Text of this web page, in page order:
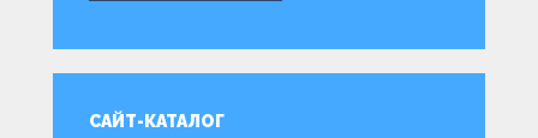
САЙТ-КАТАЛОГ